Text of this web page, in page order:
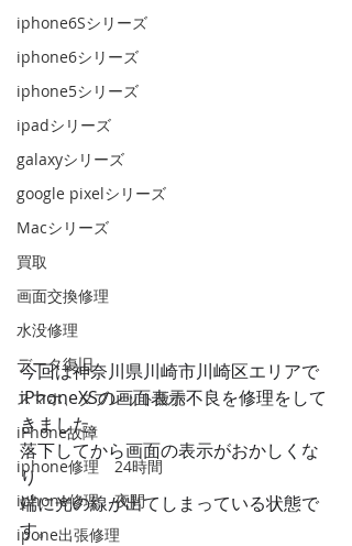
iphone6Sシリーズ
iphone6シリーズ
iphone5シリーズ
ipadシリーズ
galaxyシリーズ
google pixelシリーズ
Macシリーズ
買取
画面交換修理
水没修理
データ復旧
スマホ、タブレット販売
iPhone故障
iphone修理 24時間
iphone修理 夜間
ipone出張修理
今回は神奈川県川崎市川崎区エリアで
iPhoneXSの画面表示不良を修理をして
きました。
落下してから画面の表示がおかしくな
り
端に光の線が出てしまっている状態で
す。